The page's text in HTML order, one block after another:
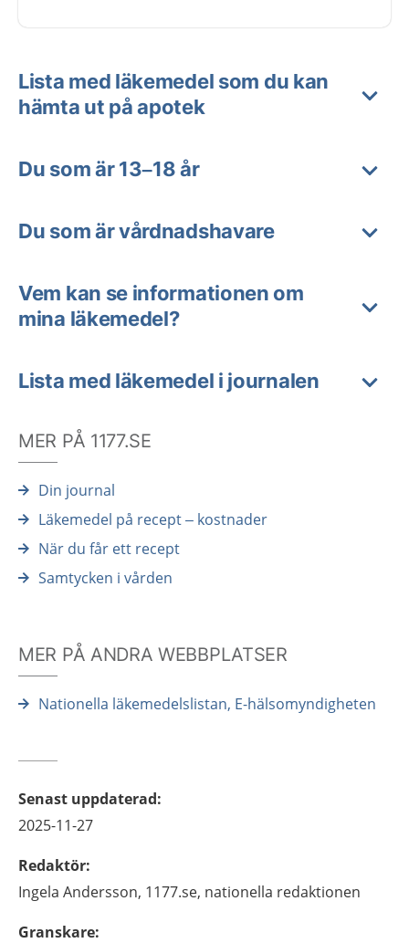
Lista med läkemedel som du kan
hämta ut på apotek
Du som är 13–18 år
Du som är vårdnadshavare
Vem kan se informationen om
mina läkemedel?
Lista med läkemedel i journalen
MER PÅ 1177.SE
Din journal
Läkemedel på recept – kostnader
När du får ett recept
Samtycken i vården
MER PÅ ANDRA WEBBPLATSER
Nationella läkemedelslistan, E-hälsomyndigheten
Senast uppdaterad:
2025-11-27
Redaktör:
Ingela Andersson, 1177.se, nationella redaktionen
Granskare: